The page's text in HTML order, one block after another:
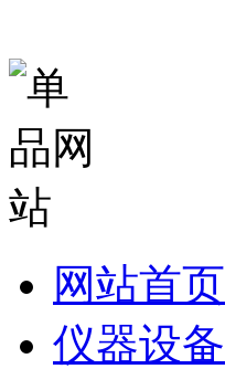
网站首页
仪器设备